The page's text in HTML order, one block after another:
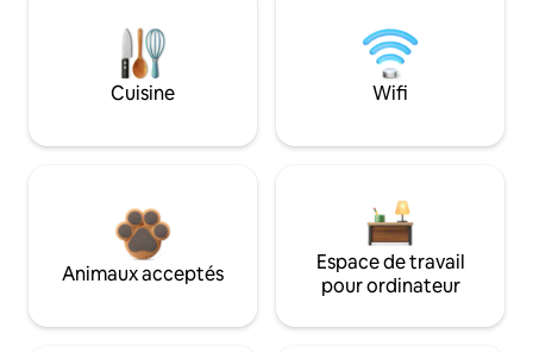
Cuisine Wifi
Animaux acceptés
Espace de travail
pour ordinateur